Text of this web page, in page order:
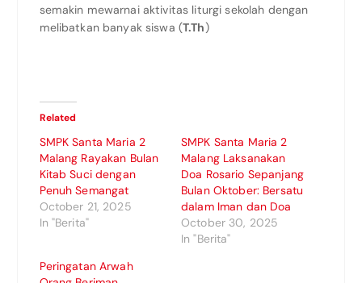
semakin mewarnai aktivitas liturgi sekolah dengan
melibatkan banyak siswa (T.Th)
Related
SMPK Santa Maria 2
Malang Rayakan Bulan
Kitab Suci dengan
Penuh Semangat
October 21, 2025
In "Berita"
SMPK Santa Maria 2
Malang Laksanakan
Doa Rosario Sepanjang
Bulan Oktober: Bersatu
dalam Iman dan Doa
October 30, 2025
In "Berita"
Peringatan Arwah